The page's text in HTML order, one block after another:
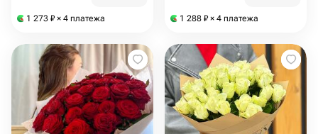
1 273 ₽ × 4 платежа 1 288 ₽ × 4 платежа